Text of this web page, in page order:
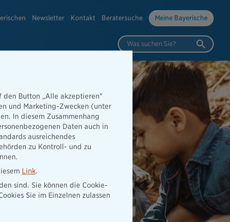
Newsletter Kontakt Beratersuche Meine Bayerische
Was suchen Sie?
den Button „Alle akzeptieren"
und Marketing-Zwecken (unter
In diesem Zusammenhang
Daten auch in
ausreichendes
zu Kontroll- und zu
Link.
sind. Sie können die Cookie-
Sie im Einzelnen zulassen